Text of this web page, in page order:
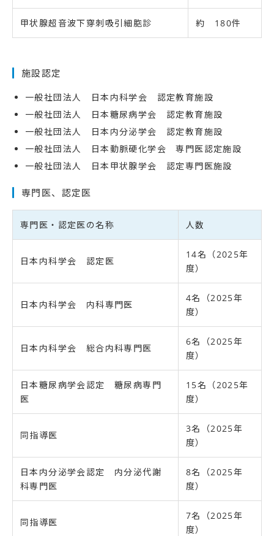
甲状腺超音波下穿刺吸引細胞診 約 180件
施設認定
一般社団法人 日本内科学会 認定教育施設
一般社団法人 日本糖尿病学会 認定教育施設
一般社団法人 日本内分泌学会 認定教育施設
一般社団法人 日本動脈硬化学会 専門医認定施設
一般社団法人 日本甲状腺学会 認定専門医施設
専門医、認定医
専門医・認定医の名称 人数
日本内科学会 認定医
14名（2025年
度）
日本内科学会 内科専門医
4名（2025年
度）
日本内科学会 総合内科専門医
6名（2025年
度）
日本糖尿病学会認定 糖尿病専門
医
15名（2025年
度）
同指導医
3名（2025年
度）
日本内分泌学会認定 内分泌代謝
科専門医
8名（2025年
度）
同指導医
7名（2025年
度）